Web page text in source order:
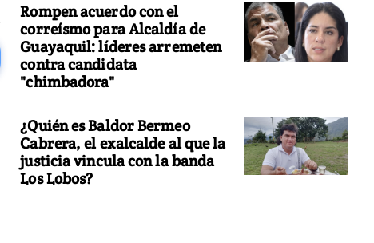
Rompen acuerdo con el
correísmo para Alcaldía de
Guayaquil: líderes arremeten
contra candidata
"chimbadora"
¿Quién es Baldor Bermeo
Cabrera, el exalcalde al que la
justicia vincula con la banda
Los Lobos?